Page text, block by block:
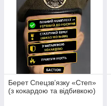
Берет Спецзв’язку «Степ»
(з кокардою та відбивкою)